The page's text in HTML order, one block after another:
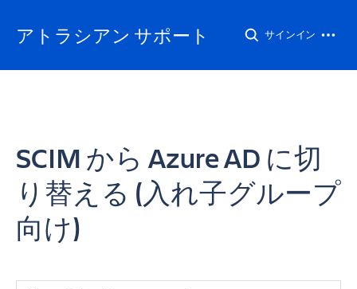
アトラシアン サポート サインイン
SCIM から Azure AD に切
り替える (入れ子グループ
向け)